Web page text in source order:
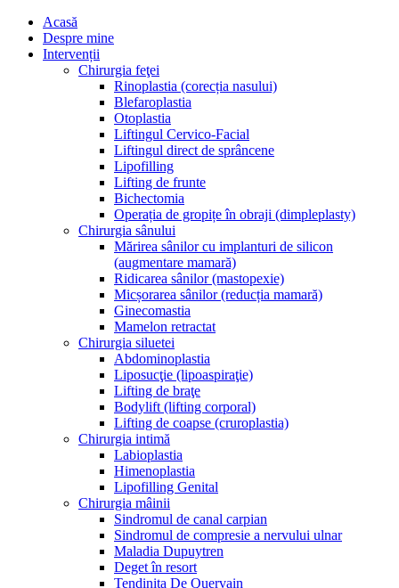
Acasă
Despre mine
Intervenții
Chirurgia feţei
Rinoplastia (corecția nasului)
Blefaroplastia
Otoplastia
Liftingul Cervico-Facial
Liftingul direct de sprâncene
Lipofilling
Lifting de frunte
Bichectomia
Operația de gropițe în obraji (dimpleplasty)
Chirurgia sânului
Mărirea sânilor cu implanturi de silicon
(augmentare mamară)
Ridicarea sânilor (mastopexie)
Micșorarea sânilor (reducția mamară)
Ginecomastia
Mamelon retractat
Chirurgia siluetei
Abdominoplastia
Liposucţie (lipoaspiraţie)
Lifting de braţe
Bodylift (lifting corporal)
Lifting de coapse (cruroplastia)
Chirurgia intimă
Labioplastia
Himenoplastia
Lipofilling Genital
Chirurgia mâinii
Sindromul de canal carpian
Sindromul de compresie a nervului ulnar
Maladia Dupuytren
Deget în resort
Tendinita De Quervain